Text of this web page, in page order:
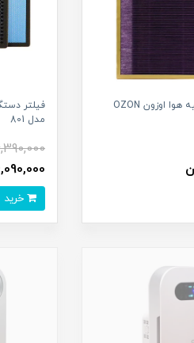
فیلتر دستگاه تصفیه هوا اوزون OZON
مدل 801
4,090,000
خرید